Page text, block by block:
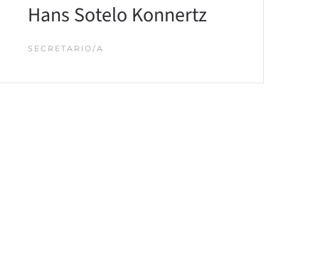
Hans Sotelo Konnertz
SECRETARIO/A